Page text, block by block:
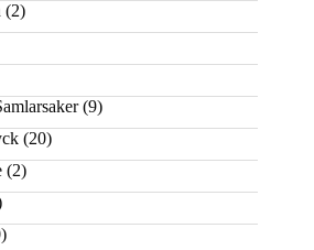
(2)
(9)
(20)
(2)